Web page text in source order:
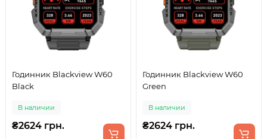
Годинник Blackview W60
Black
В наличии
₴2624 грн.
Годинник Blackview W60
Green
В наличии
₴2624 грн.